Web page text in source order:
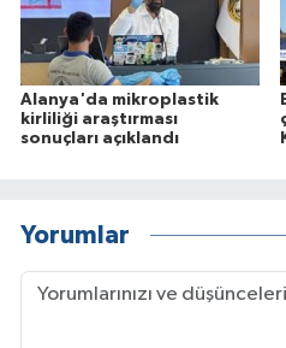
Alanya'da mikroplastik
kirliliği araştırması
sonuçları açıklandı
Yorumlar